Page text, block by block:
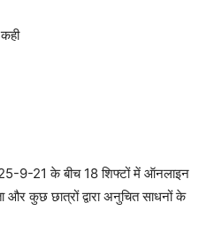
से 25-9-21 के बीच 18 शिफ्टों में ऑनलाइन
कुछ छात्रों द्वारा अनुचित साधनों के